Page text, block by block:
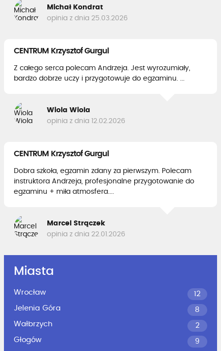
Michał Kondrat
opinia z dnia 25.03.2026
CENTRUM Krzysztof Gurgul
Z całego serca polecam Andrzeja. Jest wyrozumiały,
bardzo dobrze uczy i przygotowuje do egzaminu. ...
Wiola Wiola
opinia z dnia 12.02.2026
CENTRUM Krzysztof Gurgul
Dobra szkoła, egzamin zdany za pierwszym. Polecam
instruktora Andrzeja, profesjonalne przygotowanie do
egzaminu + miła atmosfera....
Marcel Strączek
opinia z dnia 22.01.2026
Miasta
Wrocław
12
Jelenia Góra
8
Wałbrzych
2
Głogów
9